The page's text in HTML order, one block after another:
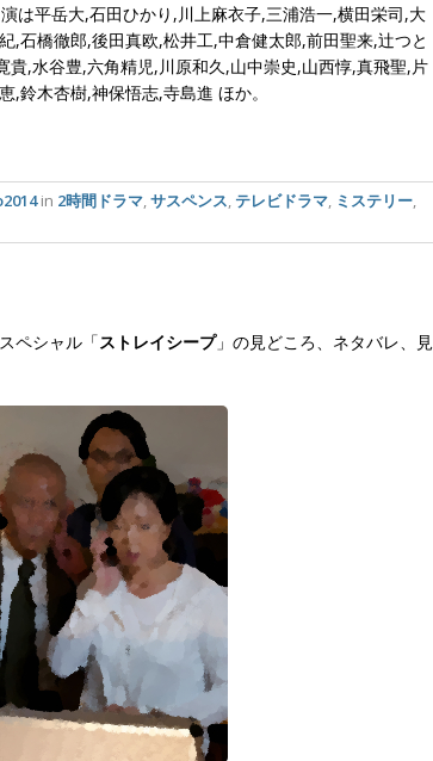
は平岳大,石田ひかり,川上麻衣子,三浦浩一,横田栄司,大
,石橋徹郎,後田真欧,松井工,中倉健太郎,前田聖来,辻つと
貴,水谷豊,六角精児,川原和久,山中崇史,山西惇,真飛聖,片
,鈴木杏樹,神保悟志,寺島進 ほか。
in 2時間ドラマ,サスペンス, テレビドラマ, ミステリー,
ペシャル「ストレイシープ」の見どころ、ネタバレ、見